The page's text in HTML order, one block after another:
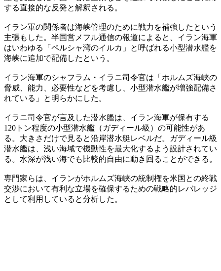
する直接的な反発と解釈される。
イラン軍の関係者は海峡管理のために戦力を補強したという
主張もした。半国営メフル通信の報道によると、イラン海軍
はいわゆる「ペルシャ湾のイルカ」と呼ばれる小型潜水艦を
海峡に追加で配備したという。
イラン海軍のシャフラム・イラニ司令官は「ホルムズ海峡の
脅威、能力、必要性などを考慮し、小型潜水艦が増強配備さ
れている」と明らかにした。
イラニ司令官が言及した潜水艦は、イラン海軍が保有する
120トン程度の小型潜水艦（ガディール級）の可能性があ
る。大きさだけで見ると沿岸潜水艇レベルだ。ガディール級
潜水艦は、浅い海域で機動性を最大化するよう設計されてい
る。水深が浅い海でも比較的自由に動き回ることができる。
専門家らは、イランがホルムズ海峡の統制権を米国との終戦
交渉において有利な立場を確保するための戦略的レバレッジ
として利用していると分析した。